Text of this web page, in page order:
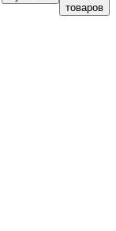
товаров